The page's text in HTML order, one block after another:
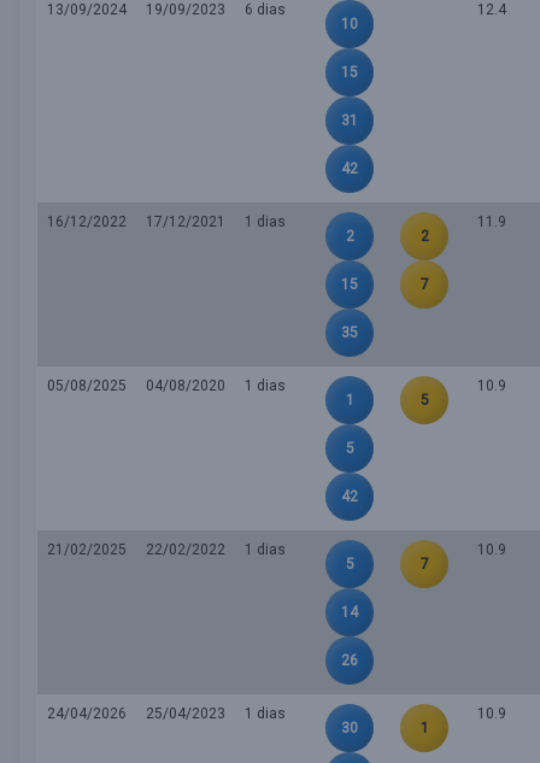
13/09/2024 19/09/2023
6 dias
10
15
31
42
12.4
16/12/2022 17/12/2021
1 dias
2
15
35
2
7
11.9
05/08/2025 04/08/2020
1 dias
1
5
42
5
10.9
21/02/2025 22/02/2022
1 dias
5
14
26
7
10.9
24/04/2026 25/04/2023
1 dias
30
1
10.9